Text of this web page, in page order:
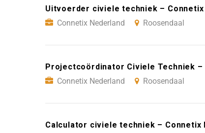
Uitvoerder civiele techniek – Connetix
Connetix Nederland
Roosendaal
Projectcoördinator Civiele Techniek –
Connetix Nederland
Roosendaal
Calculator civiele techniek – Connetix